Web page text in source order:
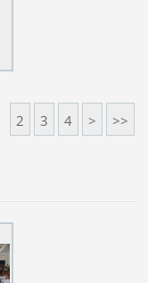
2 3 4 > >>